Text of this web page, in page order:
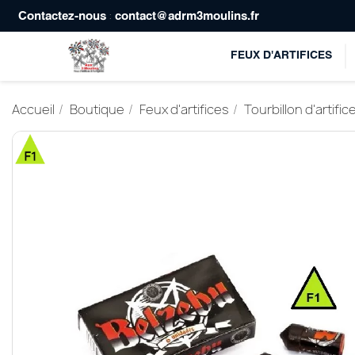
Contactez-nous : contact@adrm3moulins.fr
FEUX D'ARTIFICES
Accueil Boutique Feux d'artifices Tourbillon